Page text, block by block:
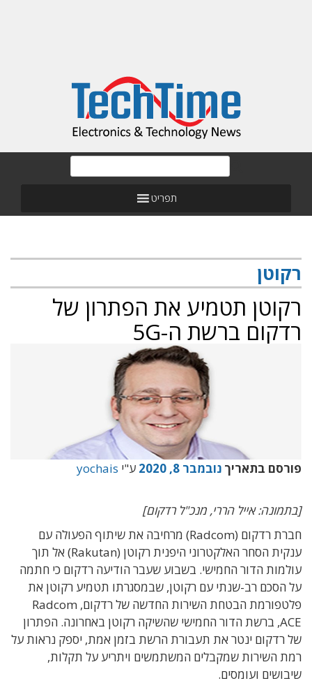
תפריט
רקוטן
רקוטן תטמיע את הפתרון של
רדקום ברשת ה-5G
פורסם בתאריך נובמבר 8, 2020 ע"י yochais
[בתמונה: אייל הררי, מנכ"ל רדקום]
חברת רדקום (Radcom) מרחיבה את שיתוף הפעולה עם
ענקית הסחר האלקטרוני היפנית רקוטן (Rakutan) אל תוך
עולמות הדור החמישי. בשבוע שעבר הודיעה רדקום כי חתמה
על הסכם רב-שנתי עם רקוטן, שבמסגרתו תטמיע רקוטן את
פלטפורמת הבטחת השירות החדשה של רדקום, Radcom
ACE, ברשת הדור החמישי שהשיקה רקוטן באחרונה. הפתרון
של רדקום ינטר את תעבורת הרשת בזמן אמת, יספק נראות על
רמת השירות שמקבלים המשתמשים ויתריע על תקלות,
שיבושים ועומסים.